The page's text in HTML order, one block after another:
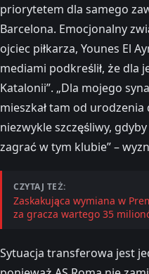
priorytetem dla samego
Barcelona. Emocjonalny
ojciec piłkarza, Younes El
mediami podkreślił, że dla
Katalonii”. „Dla mojego
mieszkał tam od urodzenia
niezwykle szczęśliwy,
zagrać w tym klubie” –
CZYTAJ TEŻ:
Zaskakująca wymiana w
za gracza wartego 35
Sytuacja transferowa jest